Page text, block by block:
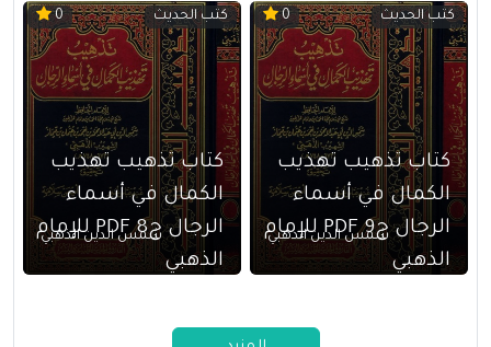
كتب الحديث 0
كتاب تذهيب تهذيب
الكمال في أسماء
الرجال ج9 PDF للإمام
الذهبي
شمس الدين الذهبي
كتب الحديث 0
كتاب تذهيب تهذيب
الكمال في أسماء
الرجال ج8 PDF للإمام
الذهبي
شمس الدين الذهبي